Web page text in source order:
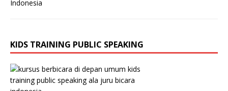
KIDS TRAINING PUBLIC SPEAKING